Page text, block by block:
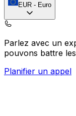
EUR - Euro
Parlez avec un
pouvons battre
Planifier un appel